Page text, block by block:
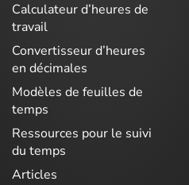
Calculateur d’heures de
travail
Convertisseur d’heures
en décimales
Modèles de feuilles de
temps
Ressources pour le suivi
du temps
Articles